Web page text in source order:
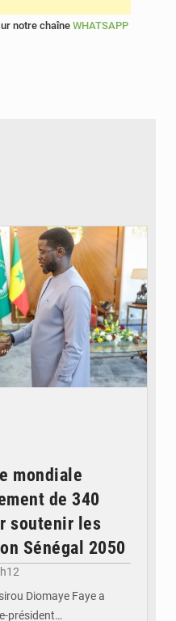
notre chaîne WHATSAPP
mondiale
de 340
soutenir les
Sénégal 2050
Diomaye Faye a
président…